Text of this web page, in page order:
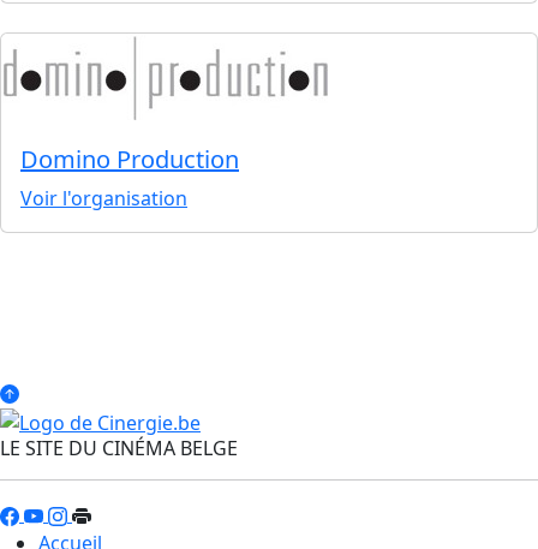
Domino Production
Voir l'organisation
LE SITE DU CINÉMA BELGE
Accueil